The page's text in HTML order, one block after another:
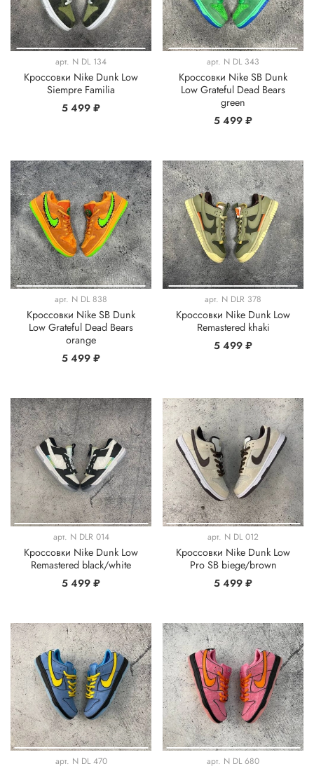
арт. N DL 134
Кроссовки Nike Dunk Low
Siempre Familia
5 499 ₽
арт. N DL 343
Кроссовки Nike SB Dunk
Low Grateful Dead Bears
green
5 499 ₽
арт. N DL 838
Кроссовки Nike SB Dunk
Low Grateful Dead Bears
orange
5 499 ₽
арт. N DLR 378
Кроссовки Nike Dunk Low
Remastered khaki
5 499 ₽
арт. N DLR 014
Кроссовки Nike Dunk Low
Remastered black/white
5 499 ₽
арт. N DL 012
Кроссовки Nike Dunk Low
Pro SB biege/brown
5 499 ₽
арт. N DL 470 арт. N DL 680